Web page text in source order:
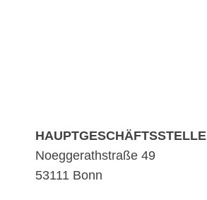
HAUPTGESCHÄFTSSTELLE
Noeggerathstraße 49
53111 Bonn